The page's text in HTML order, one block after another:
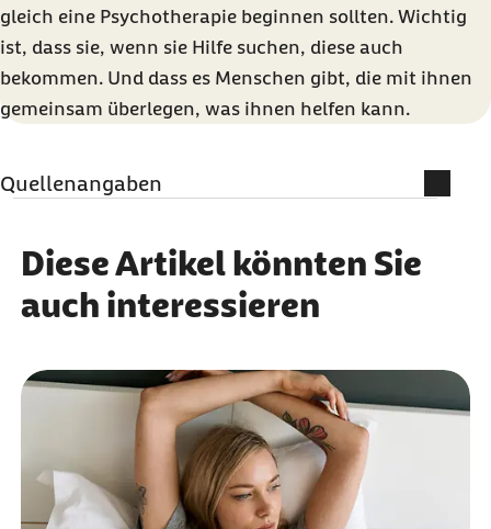
gleich eine Psychotherapie beginnen sollten. Wichtig
ist, dass sie, wenn sie Hilfe suchen, diese auch
bekommen. Und dass es Menschen gibt, die mit ihnen
gemeinsam überlegen, was ihnen helfen kann.
Quellenangaben
27:Barmer Arztreport 2021 – Psychotherapie
bei Kindern und Jugendlichen
Diese Artikel könnten Sie
auch interessieren